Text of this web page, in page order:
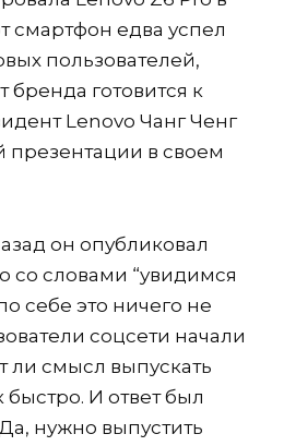
смартфон едва успел
пользователей,
готовится к
Lenovo Чанг Ченг
презентации в своем
он опубликовал
со словами “увидимся
себе это ничего не
соцсети начали
ли смысл выпускать
И ответ был
нужно выпустить